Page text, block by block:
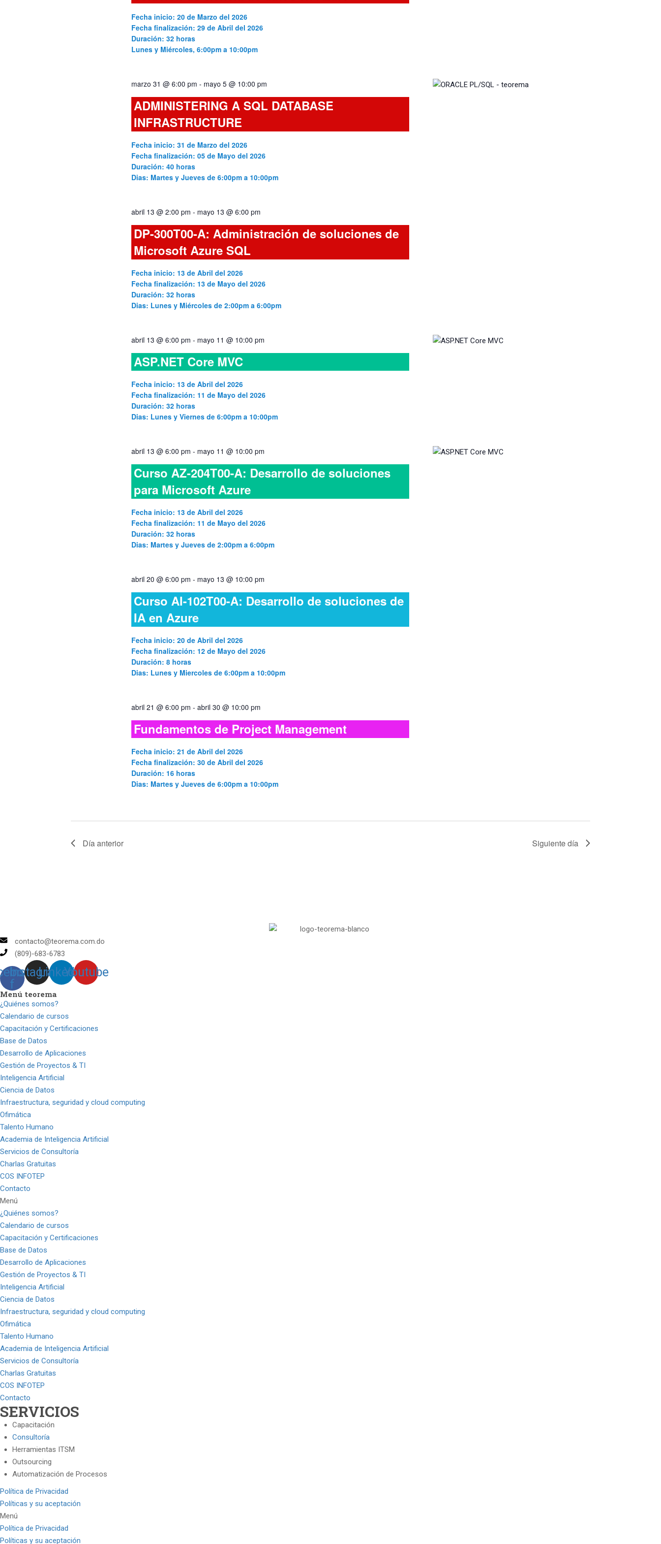
Fecha inicio: 20 de Marzo del 2026
Fecha finalización: 29 de Abril del 2026
Duración: 32 horas
Lunes y Miércoles, 6:00pm a 10:00pm
marzo 31 @ 6:00 pm - mayo 5 @ 10:00 pm
ADMINISTERING A SQL DATABASE
INFRASTRUCTURE
Fecha inicio: 31 de Marzo del 2026
Fecha finalización: 05 de Mayo del 2026
Duración: 40 horas
Dias: Martes y Jueves de 6:00pm a 10:00pm
abril 13 @ 2:00 pm - mayo 13 @ 6:00 pm
DP-300T00-A: Administración de soluciones de
Microsoft Azure SQL
Fecha inicio: 13 de Abril del 2026
Fecha finalización: 13 de Mayo del 2026
Duración: 32 horas
Dias: Lunes y Miércoles de 2:00pm a 6:00pm
abril 13 @ 6:00 pm - mayo 11 @ 10:00 pm
ASP.NET Core MVC
Fecha inicio: 13 de Abril del 2026
Fecha finalización: 11 de Mayo del 2026
Duración: 32 horas
Dias: Lunes y Viernes de 6:00pm a 10:00pm
abril 13 @ 6:00 pm - mayo 11 @ 10:00 pm
Curso AZ-204T00-A: Desarrollo de soluciones
para Microsoft Azure
Fecha inicio: 13 de Abril del 2026
Fecha finalización: 11 de Mayo del 2026
Duración: 32 horas
Dias: Martes y Jueves de 2:00pm a 6:00pm
abril 20 @ 6:00 pm - mayo 13 @ 10:00 pm
Curso AI-102T00-A: Desarrollo de soluciones de
IA en Azure
Fecha inicio: 20 de Abril del 2026
Fecha finalización: 12 de Mayo del 2026
Duración: 8 horas
Dias: Lunes y Miercoles de 6:00pm a 10:00pm
abril 21 @ 6:00 pm - abril 30 @ 10:00 pm
Fundamentos de Project Management
Fecha inicio: 21 de Abril del 2026
Fecha finalización: 30 de Abril del 2026
Duración: 16 horas
Dias: Martes y Jueves de 6:00pm a 10:00pm
Día anterior Siguiente día
contacto@teorema.com.do
(809)-683-6783
f
Instagram
LinkedinYoutube
Menú teorema
¿Quiénes somos?
Calendario de cursos
Capacitación y Certificaciones
Base de Datos
Desarrollo de Aplicaciones
Gestión de Proyectos & TI
Inteligencia Artificial
Ciencia de Datos
Infraestructura, seguridad y cloud computing
Ofimática
Talento Humano
Academia de Inteligencia Artificial
Servicios de Consultoría
Charlas Gratuitas
COS INFOTEP
Contacto
Menú
¿Quiénes somos?
Calendario de cursos
Capacitación y Certificaciones
Base de Datos
Desarrollo de Aplicaciones
Gestión de Proyectos & TI
Inteligencia Artificial
Ciencia de Datos
Infraestructura, seguridad y cloud computing
Ofimática
Talento Humano
Academia de Inteligencia Artificial
Servicios de Consultoría
Charlas Gratuitas
COS INFOTEP
Contacto
SERVICIOS
Capacitación
Consultoría
Herramientas ITSM
Outsourcing
Automatización de Procesos
Política de Privacidad
Políticas y su aceptación
Menú
Política de Privacidad
Políticas y su aceptación